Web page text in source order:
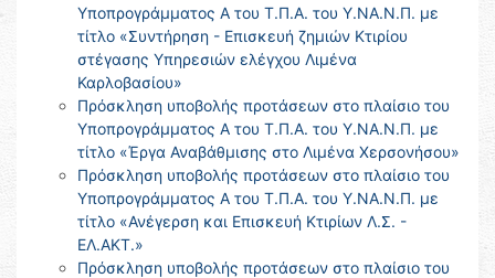
Υποπρογράμματος Α του Τ.Π.Α. του Υ.ΝΑ.Ν.Π. με
τίτλο «Συντήρηση - Επισκευή ζημιών Κτιρίου
στέγασης Υπηρεσιών ελέγχου Λιμένα
Καρλοβασίου»
Πρόσκληση υποβολής προτάσεων στο πλαίσιο του
Υποπρογράμματος Α του Τ.Π.Α. του Υ.ΝΑ.Ν.Π. με
τίτλο «Έργα Αναβάθμισης στο Λιμένα Χερσονήσου»
Πρόσκληση υποβολής προτάσεων στο πλαίσιο του
Υποπρογράμματος Α του Τ.Π.Α. του Υ.ΝΑ.Ν.Π. με
τίτλο «Ανέγερση και Επισκευή Κτιρίων Λ.Σ. -
ΕΛ.ΑΚΤ.»
Πρόσκληση υποβολής προτάσεων στο πλαίσιο του